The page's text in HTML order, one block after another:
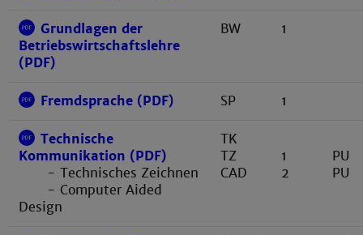
Grundlagen der
Betriebswirtschaftslehre
(PDF)
BW 1
Fremdsprache (PDF) SP 1
Technische
Kommunikation (PDF)
- Technisches Zeichnen
- Computer Aided
Design
TK
TZ
CAD
1
2
PU
PU